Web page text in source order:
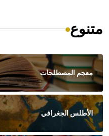
متنوع
معجم المصطلحات
الأطلس الجغرافي